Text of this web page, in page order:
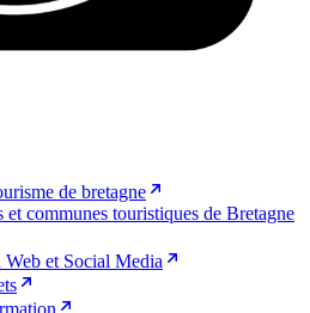
de bretagne
et communes touristiques de Bretagne
Web et Social Media